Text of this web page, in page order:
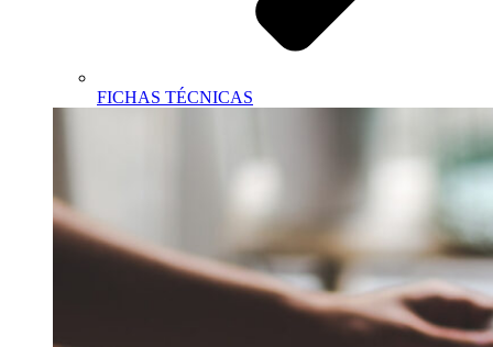
FICHAS TÉCNICAS